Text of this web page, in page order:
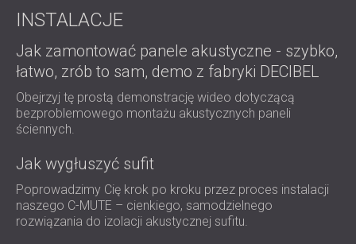
INSTALACJE
Jak zamontować panele akustyczne - szybko,
łatwo, zrób to sam, demo z fabryki DECIBEL
Obejrzyj tę prostą demonstrację wideo dotyczącą
bezproblemowego montażu akustycznych paneli
ściennych.
Jak wygłuszyć sufit
Poprowadzimy Cię krok po kroku przez proces instalacji
naszego C-MUTE – cienkiego, samodzielnego
rozwiązania do izolacji akustycznej sufitu.